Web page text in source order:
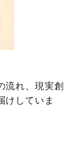
流れ、現実創
けしていま